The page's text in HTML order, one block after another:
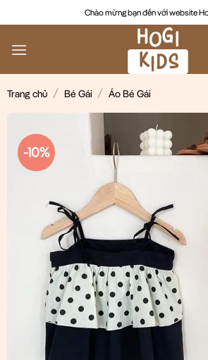
đến
nội
Chào mừng bạn đến với website
Trang chủ / Bé Gái / Áo Bé Gái
-10%